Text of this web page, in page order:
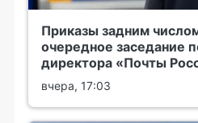
Приказы задним
очередное заседание
директора «Почты
вчера, 17:03